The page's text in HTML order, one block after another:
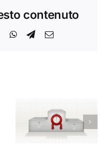
contenuto
WhatsApp
Telegram
Email